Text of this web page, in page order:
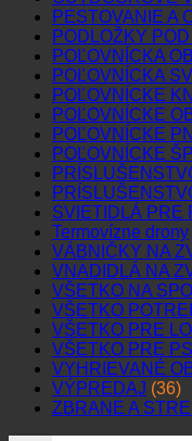
PESTOVANIE A
PODLOŽKY
POĽOVNÍCKA
POĽOVNÍCKA
POĽOVNÍCKE
POĽOVNÍCKE
POĽOVNÍCKE
POĽOVNÍCKE
SVIETIDLÁ PRE
Termovízne drony
VÁBNIČKY NA
VNADIDLÁ NA
VŠETKO NA
VŠETKO
VŠETKO PRE
VŠETKO PRE
VYHRIEVANÉ
VÝPREDAJ (36)
ZBRANE A